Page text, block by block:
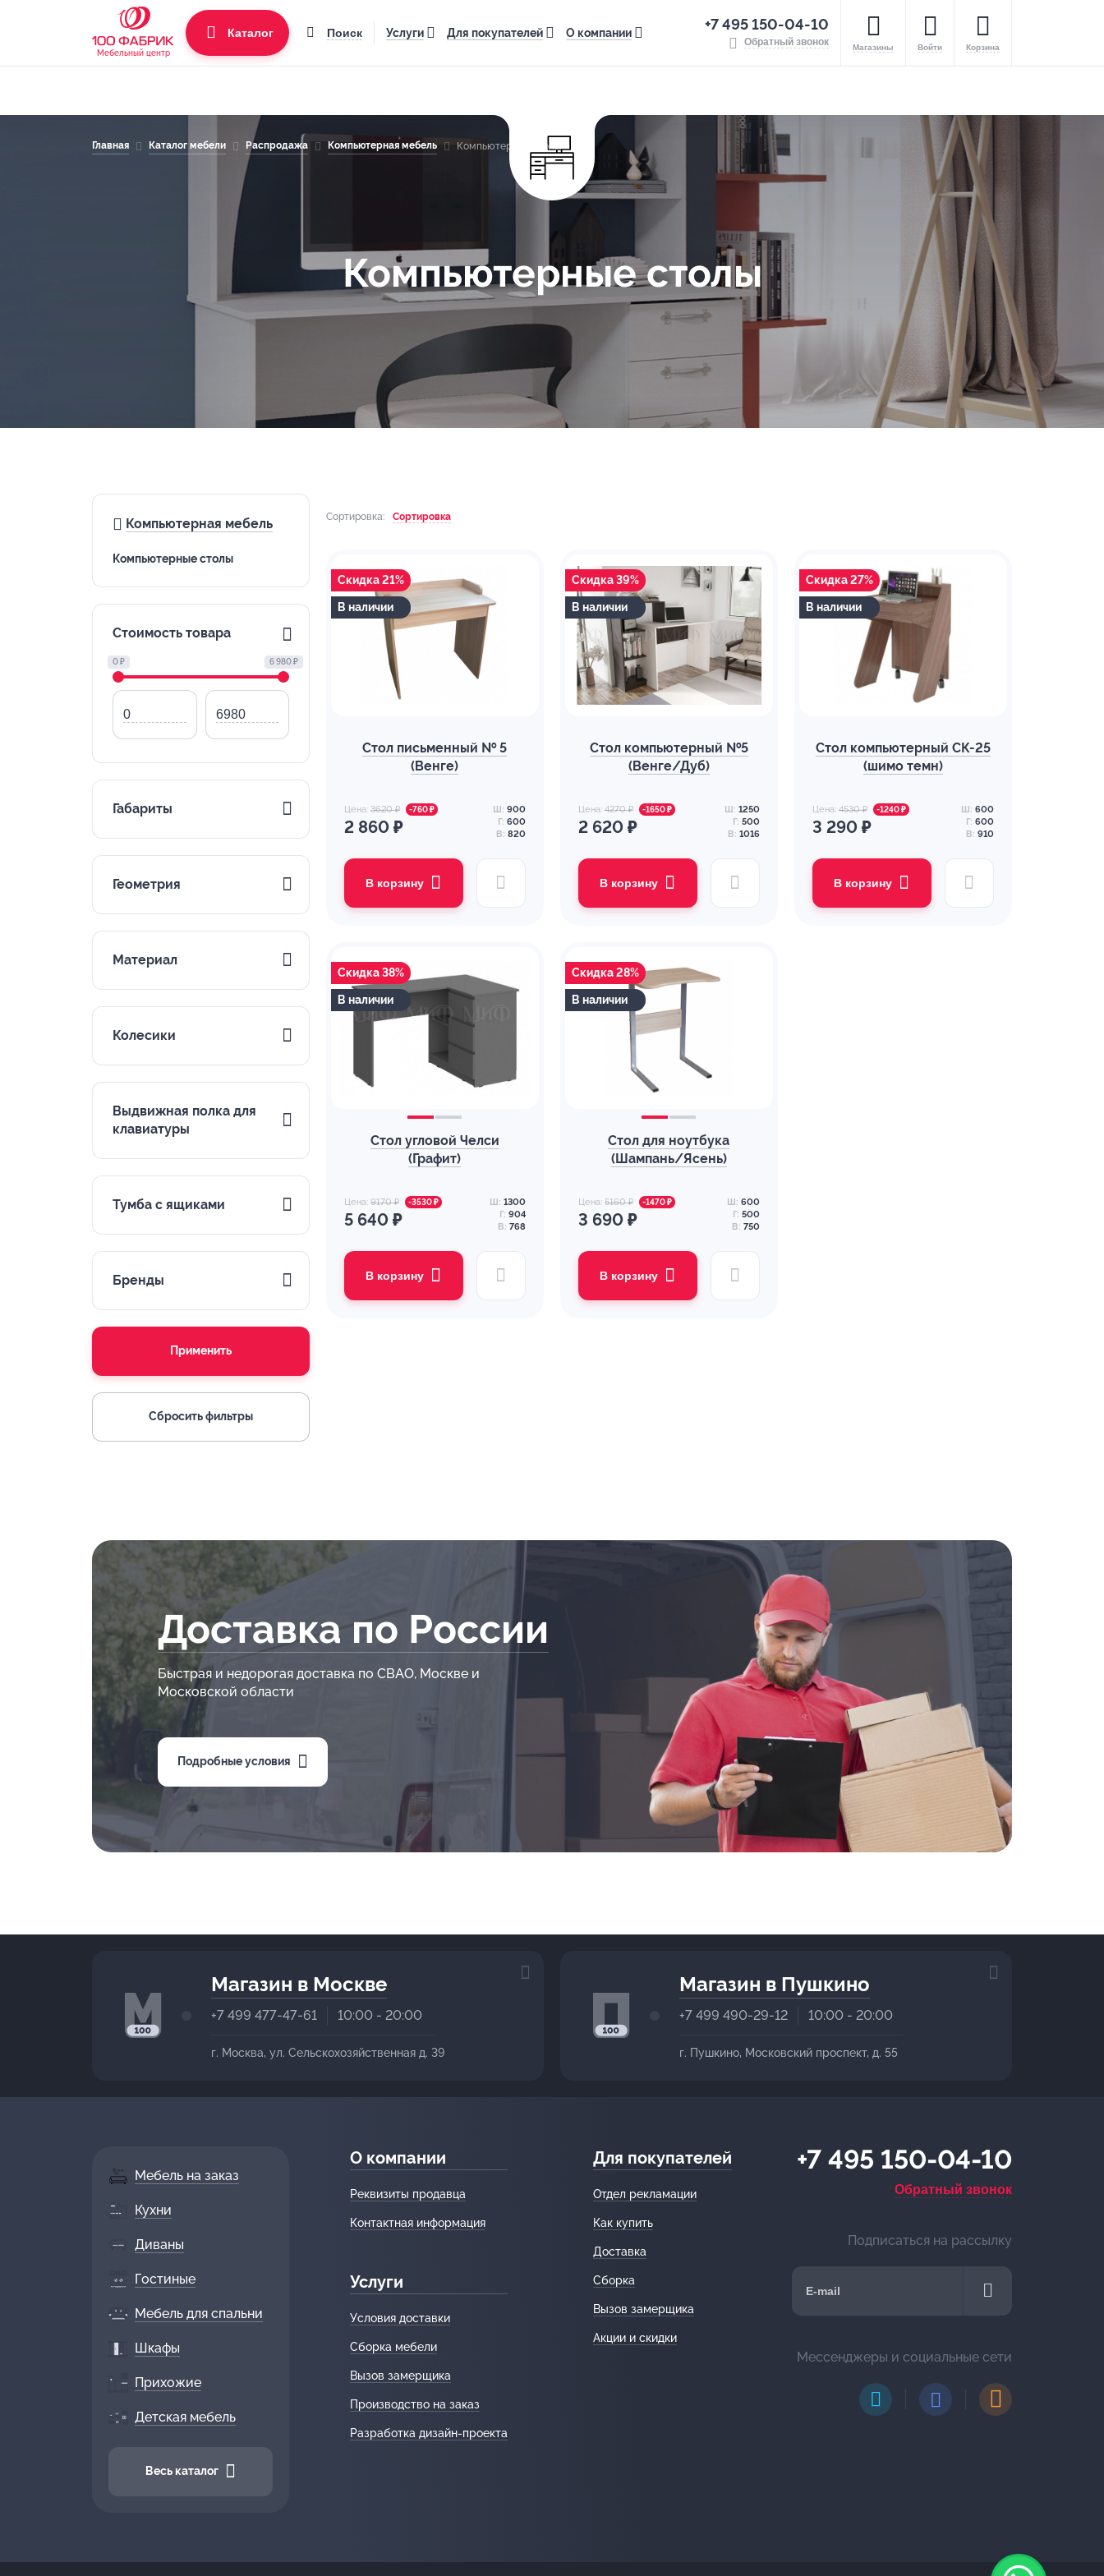
Мебельный центр
Каталог Поиск Услуги Для покупателей О компании +7 495 150-04-10
Обратный звонок Магазины Войти Корзина
Главная Каталог мебели Распродажа Компьютерная мебель Компьютерные столы
Компьютерные столы
Компьютерная мебель
Компьютерные столы
Стоимость товара
0 ₽ 6 980 ₽
Габариты
Геометрия
Материал
Колесики
Выдвижная полка для
клавиатуры
Тумба с ящиками
Бренды
Применить
Сбросить фильтры
Сортировка: Сортировка
Скидка 21%
В наличии
Стол письменный № 5
(Венге)
Цена: 3620 ₽ -760 ₽
2 860 ₽
Ш: 900
Г: 600
В: 820
В корзину
Скидка 39%
В наличии
Стол компьютерный №5
(Венге/Дуб)
Цена: 4270 ₽ -1650 ₽
2 620 ₽
Ш: 1250
Г: 500
В: 1016
В корзину
Скидка 27%
В наличии
Стол компьютерный СК-25
(шимо темн)
Цена: 4530 ₽ -1240 ₽
3 290 ₽
Ш: 600
Г: 600
В: 910
В корзину
Скидка 38%
В наличии
Стол угловой Челси
(Графит)
Цена: 9170 ₽ -3530 ₽
5 640 ₽
Ш: 1300
Г: 904
В: 768
В корзину
Скидка 28%
В наличии
Стол для ноутбука
(Шампань/Ясень)
Цена: 5160 ₽ -1470 ₽
3 690 ₽
Ш: 600
Г: 500
В: 750
В корзину
Доставка по России
Быстрая и недорогая доставка по СВАО, Москве и
Московской области
Подробные условия
Магазин в Москве
+7 499 477-47-61 10:00 - 20:00
г. Москва, ул. Сельскохозяйственная д. 39
Магазин в Пушкино
+7 499 490-29-12 10:00 - 20:00
г. Пушкино, Московский проспект, д. 55
Мебель на заказ
Кухни
Диваны
Гостиные
Мебель для спальни
Шкафы
Прихожие
Детская мебель
Весь каталог
О компании
Реквизиты продавца
Контактная информация
Услуги
Условия доставки
Сборка мебели
Вызов замерщика
Производство на заказ
Разработка дизайн-проекта
Для покупателей
Отдел рекламации
Как купить
Доставка
Сборка
Вызов замерщика
Акции и скидки
+7 495 150-04-10
Обратный звонок
Подписаться на рассылку
Мессенджеры и социальные сети